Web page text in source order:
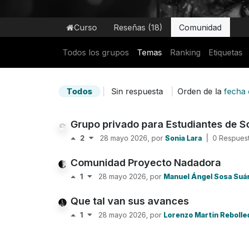
Curso Reseñas (18) Comunidad
Todos los grupos Temas Ranking Etiquetas
Todos Sin respuesta Orden de la fecha
Grupo privado para Estudiantes de
2 28 mayo 2026 , por Sonia Lara 0
Comunidad Proyecto Nadadora
1 28 mayo 2026 , por Manuel Ángel Sosa
Que tal van sus avances
1 28 mayo 2026 , por Lorenzo Martin